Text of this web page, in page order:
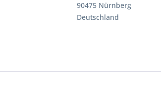
90475 Nürnberg
Deutschland